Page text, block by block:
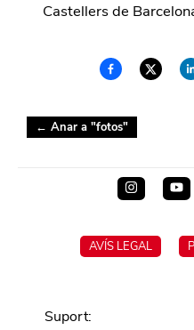
Castellers de
← Anar a "fotos"
AVÍS LEGAL
Suport: